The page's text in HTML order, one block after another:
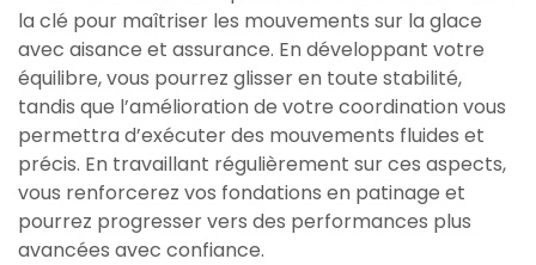
la clé pour maîtriser les mouvements sur la glace
avec aisance et assurance. En développant votre
équilibre, vous pourrez glisser en toute stabilité,
tandis que l’amélioration de votre coordination vous
permettra d’exécuter des mouvements fluides et
précis. En travaillant régulièrement sur ces aspects,
vous renforcerez vos fondations en patinage et
pourrez progresser vers des performances plus
avancées avec confiance.